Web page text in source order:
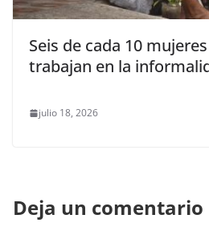
Seis de cada 10
trabajan en la
julio 18, 2026
Deja un comentario